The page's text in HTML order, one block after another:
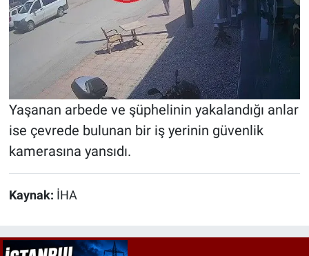
Yaşanan arbede ve şüphelinin yakalandığı anlar
ise çevrede bulunan bir iş yerinin güvenlik
kamerasına yansıdı.
Kaynak: İHA